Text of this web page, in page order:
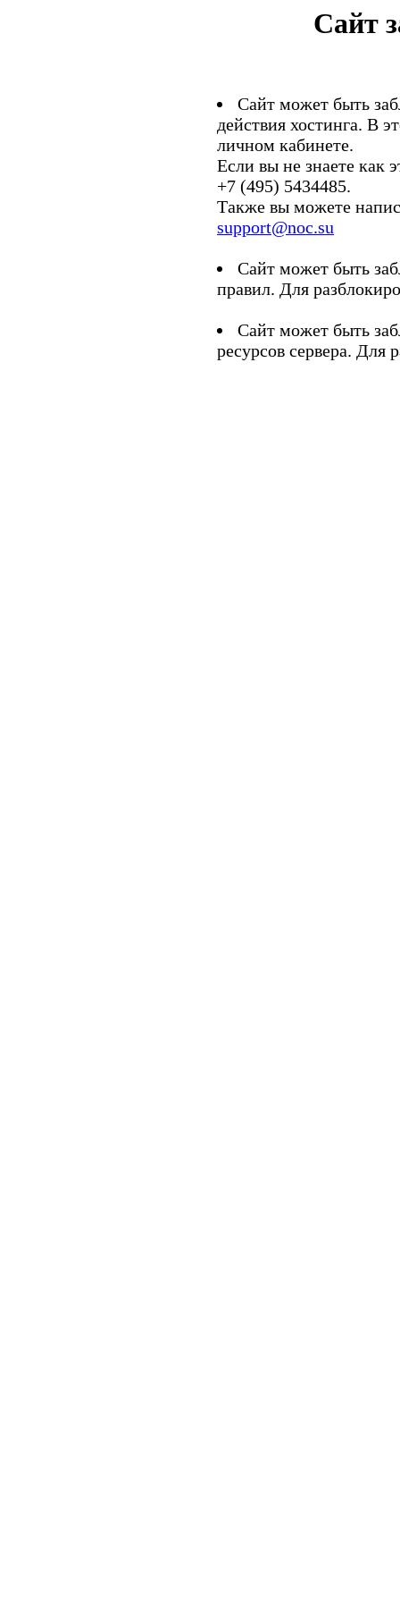
Сайт
Сайт может быть
действия хостинга. В
личном кабинете.
Если вы не знаете как
+7 (495) 5434485.
Также вы можете
support@noc.su
Сайт может быть
правил. Для
Сайт может быть
ресурсов сервера. Для